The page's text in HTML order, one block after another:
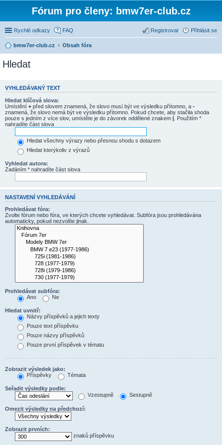
Fórum pro členy: bmw7er-club.cz
Rychlé odkazy FAQ Přihlásit se
Registrovat
bmw7er-club.cz Obsah fóra
Hledat
VYHLEDÁVANÝ TEXT
Hledat klíčová slova:
Umístění + před slovem znamená, že slovo musí být ve výsledku přítomno, a -
znamená, že slovo nemá být ve výsledku přítomno. Pokud chcete, aby stačila shoda
pouze s jedním z více slov, umístěte je do závorek oddělené znakem | . Použitím *
nahradíte část slova
Hledat všechny výrazy nebo přesnou shodu s dotazem
Hledat kterýkoliv z výrazů
Vyhledat autora:
Zadáním * nahradíte část slova
NASTAVENÍ VYHLEDÁVÁNÍ
Prohledávat fóra:
Zvolte fórum nebo fóra, ve kterých chcete vyhledávat. Subfóra jsou prohledávána
automaticky, pokud nezvolíte jinak.
Prohledávat subfóra:
Ano
Ne
Hledat uvnitř:
Názvy příspěvků a jejich texty
Pouze text příspěvku
Pouze názvy příspěvků
Pouze první příspěvek v tématu
Zobrazit výsledek jako:
Příspěvky
Témata
Seřadit výsledky podle:
Vzestupně
Sestupně
Omezit výsledky na předchozí:
Zobrazit prvních:
znaků příspěvku